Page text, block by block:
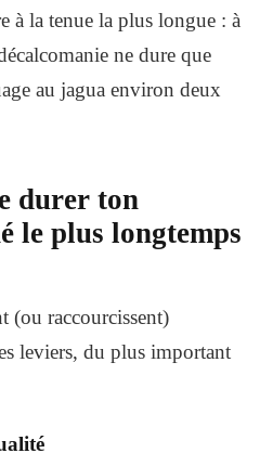
à la tenue la plus longue : à
ne dure que
au jagua environ deux
durer ton
le plus longtemps
(ou raccourcissent)
leviers, du plus important